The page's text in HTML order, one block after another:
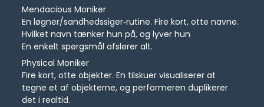
Mendacious Moniker
En løgner/sandhedssiger‑rutine. Fire kort, otte navne.
Hvilket navn tænker hun på, og lyver hun
En enkelt spørgsmål afslører alt.
Physical Moniker
Fire kort, otte objekter. En tilskuer visualiserer at
tegne et af objekterne, og performeren duplikerer
det i realtid.